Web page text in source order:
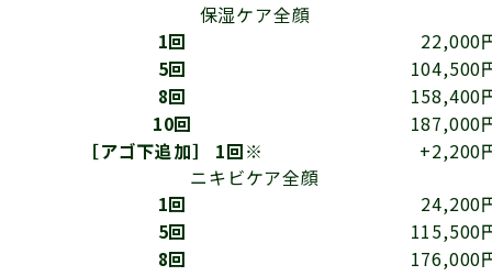
保湿ケア全顔
1回
22,000
5回
104,500
8回
158,400
10回
187,000
［アゴ下追加］ 1回※
+2,200
ニキビケア全顔
1回
24,200
5回
115,500
8回
176,000